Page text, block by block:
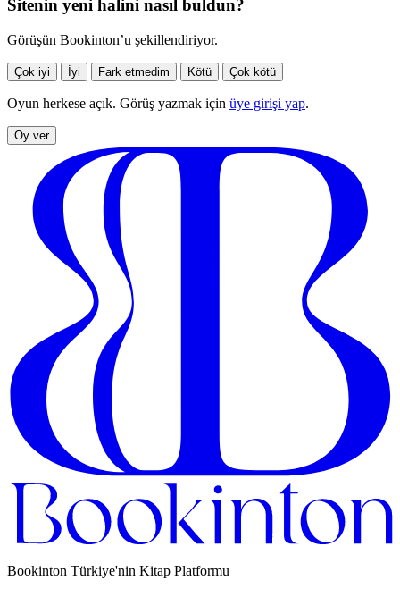
Sitenin yeni halini nasıl buldun?
Görüşün Bookinton’u şekillendiriyor.
Çok iyi İyi Fark etmedim Kötü Çok kötü
Oyun herkese açık. Görüş yazmak için üye girişi yap.
Oy ver
Bookinton Türkiye'nin Kitap Platformu